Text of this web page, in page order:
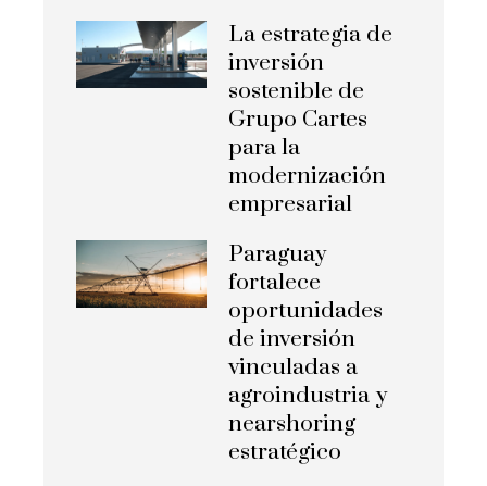
La estrategia de
inversión
sostenible de
Grupo Cartes
para la
modernización
empresarial
Paraguay
fortalece
oportunidades
de inversión
vinculadas a
agroindustria y
nearshoring
estratégico